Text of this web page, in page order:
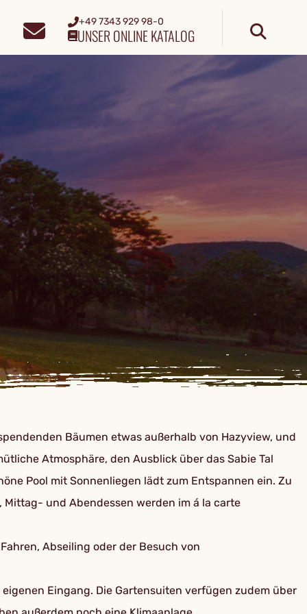
+49 7343 929 98-0
UNSER ONLINE KATALOG
Bäumen etwas außerhalb von Hazyview, und
Atmosphäre, den Ausblick über das Sabie Tal
Pool mit Sonnenliegen lädt zum Entspannen ein. Zu
und Abendessen werden im á la carte
Abseiling oder der Besuch von
Eingang. Die Gartensuiten verfügen zudem über